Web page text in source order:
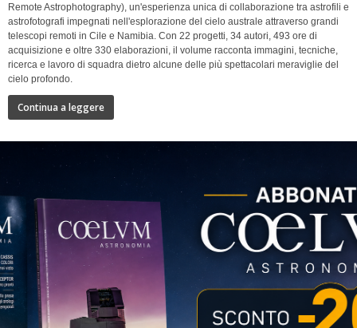
Remote Astrophotography), un'esperienza unica di collaborazione tra astrofili e
astrofotografi impegnati nell'esplorazione del cielo australe attraverso grandi
telescopi remoti in Cile e Namibia. Con 22 progetti, 34 autori, 493 ore di
acquisizione e oltre 330 elaborazioni, il volume racconta immagini, tecniche,
ricerca e lavoro di squadra dietro alcune delle più spettacolari meraviglie del
cielo profondo.
Continua a leggere